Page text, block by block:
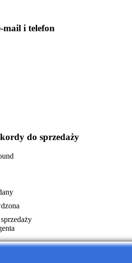
mail i telefon
do sprzedaży